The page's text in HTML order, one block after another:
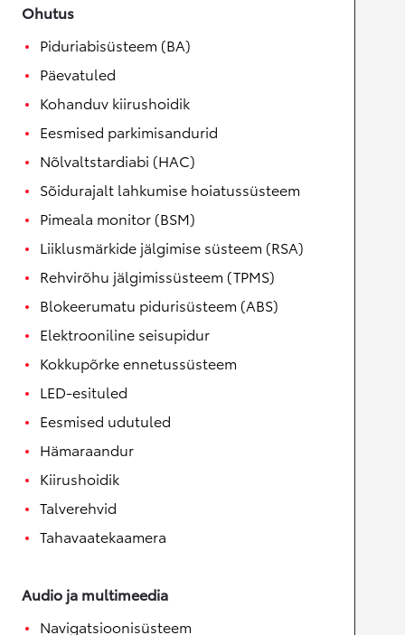
Ohutus
Piduriabisüsteem (BA)
Päevatuled
Kohanduv kiirushoidik
Eesmised parkimisandurid
Nõlvaltstardiabi (HAC)
Sõidurajalt lahkumise hoiatussüsteem
Pimeala monitor (BSM)
Liiklusmärkide jälgimise süsteem (RSA)
Rehvirõhu jälgimissüsteem (TPMS)
Blokeerumatu pidurisüsteem (ABS)
Elektrooniline seisupidur
Kokkupõrke ennetussüsteem
LED-esituled
Eesmised udutuled
Hämaraandur
Kiirushoidik
Talverehvid
Tahavaatekaamera
Audio ja multimeedia
Navigatsioonisüsteem